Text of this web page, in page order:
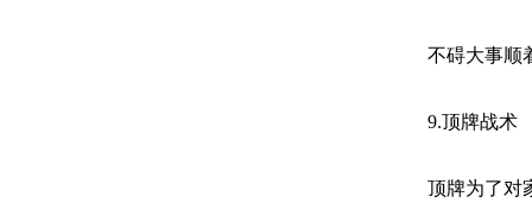
不碍大事顺
9.顶牌战术
顶牌为了对